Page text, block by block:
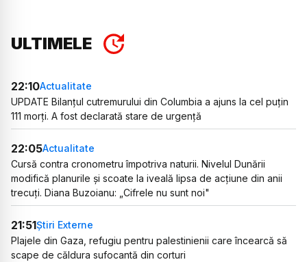
ULTIMELE
22:10Actualitate
UPDATE Bilanțul cutremurului din Columbia a ajuns la cel puțin
111 morți. A fost declarată stare de urgență
22:05Actualitate
Cursă contra cronometru împotriva naturii. Nivelul Dunării
modifică planurile și scoate la iveală lipsa de acțiune din anii
trecuți. Diana Buzoianu: „Cifrele nu sunt noi"
21:51Știri Externe
Plajele din Gaza, refugiu pentru palestinienii care încearcă să
scape de căldura sufocantă din corturi